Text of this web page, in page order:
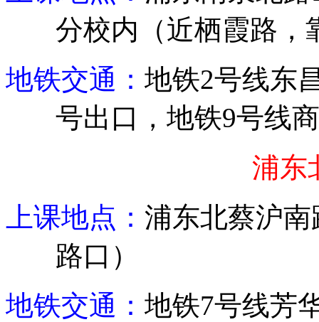
分校内（近栖霞路，
地铁交通： 地铁2号线东
号出口，地铁9号线
浦东
上课地点： 浦东北蔡沪南
路口）
地铁交通： 地铁7号线芳